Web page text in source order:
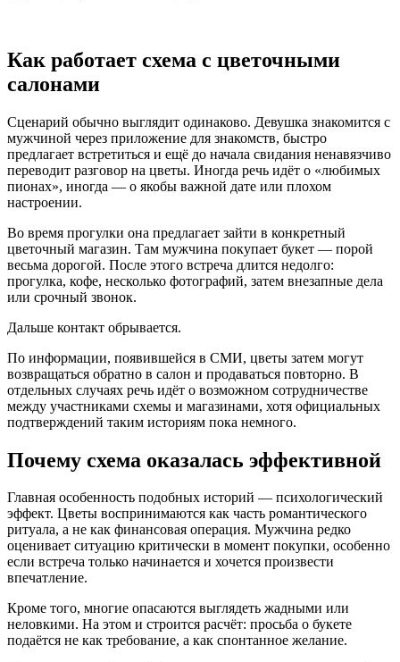
Как работает схема с цветочными
салонами
Сценарий обычно выглядит одинаково. Девушка знакомится с
мужчиной через приложение для знакомств, быстро
предлагает встретиться и ещё до начала свидания ненавязчиво
переводит разговор на цветы. Иногда речь идёт о «любимых
пионах», иногда — о якобы важной дате или плохом
настроении.
Во время прогулки она предлагает зайти в конкретный
цветочный магазин. Там мужчина покупает букет — порой
весьма дорогой. После этого встреча длится недолго:
прогулка, кофе, несколько фотографий, затем внезапные дела
или срочный звонок.
Дальше контакт обрывается.
По информации, появившейся в СМИ, цветы затем могут
возвращаться обратно в салон и продаваться повторно. В
отдельных случаях речь идёт о возможном сотрудничестве
между участниками схемы и магазинами, хотя официальных
подтверждений таким историям пока немного.
Почему схема оказалась эффективной
Главная особенность подобных историй — психологический
эффект. Цветы воспринимаются как часть романтического
ритуала, а не как финансовая операция. Мужчина редко
оценивает ситуацию критически в момент покупки, особенно
если встреча только начинается и хочется произвести
впечатление.
Кроме того, многие опасаются выглядеть жадными или
неловкими. На этом и строится расчёт: просьба о букете
подаётся не как требование, а как спонтанное желание.